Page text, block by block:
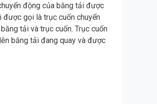
động của băng tải được
được gọi là trục cuốn chuyển
tải và trục cuốn. Trục cuốn
băng tải đang quay và được